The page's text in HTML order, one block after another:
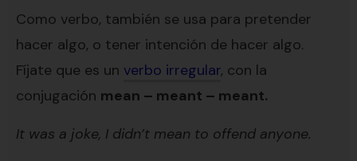
Como verbo, también se usa para pretender
hacer algo, o tener intención de hacer algo.
Fíjate que es un verbo irregular, con la
conjugación mean – meant – meant.
It was a joke, I didn’t mean to offend anyone.